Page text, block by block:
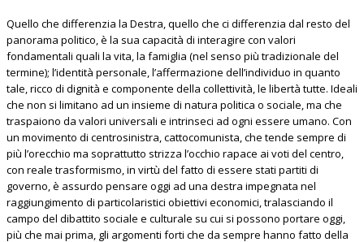
Quello che differenzia la Destra, quello che ci differenzia dal resto del
panorama politico, è la sua capacità di interagire con valori
fondamentali quali la vita, la famiglia (nel senso più tradizionale del
termine); l’identità personale, l’affermazione dell’individuo in quanto
tale, ricco di dignità e componente della collettività, le libertà tutte. Ideali
che non si limitano ad un insieme di natura politica o sociale, ma che
traspaiono da valori universali e intrinseci ad ogni essere umano. Con
un movimento di centrosinistra, cattocomunista, che tende sempre di
più l’orecchio ma soprattutto strizza l’occhio rapace ai voti del centro,
con reale trasformismo, in virtù del fatto di essere stati partiti di
governo, è assurdo pensare oggi ad una destra impegnata nel
raggiungimento di particolaristici obiettivi economici, tralasciando il
campo del dibattito sociale e culturale su cui si possono portare oggi,
più che mai prima, gli argomenti forti che da sempre hanno fatto della